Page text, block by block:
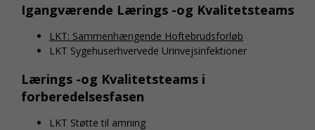
Igangværende Lærings -og Kvalitetsteams
LKT: Sammenhængende Hoftebrudsforløb
LKT Sygehuserhvervede Urinvejsinfektioner
Lærings -og Kvalitetsteams i
forberedelsesfasen
LKT Støtte til amning